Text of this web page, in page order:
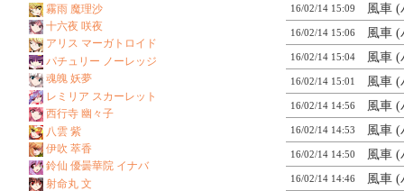
16/02/14 15:09 風車
16/02/14 15:06 風車
16/02/14 15:04 風車
16/02/14 15:01 風車
16/02/14 14:56 風車
16/02/14 14:53 風車
16/02/14 14:50 風車
16/02/14 14:46 風車
霧雨 魔理沙
十六夜 咲夜
アリス マーガトロイド
パチュリー ノーレッジ
魂魄 妖夢
レミリア スカーレット
西行寺 幽々子
八雲 紫
伊吹 萃香
鈴仙 優曇華院 イナバ
射命丸 文